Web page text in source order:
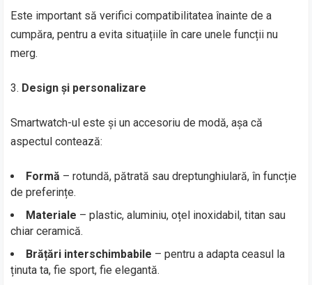
Este important să verifici compatibilitatea înainte de a
cumpăra, pentru a evita situațiile în care unele funcții nu
merg.
Design și personalizare
Smartwatch-ul este și un accesoriu de modă, așa că
aspectul contează:
Formă – rotundă, pătrată sau dreptunghiulară, în funcție
de preferințe.
Materiale – plastic, aluminiu, oțel inoxidabil, titan sau
chiar ceramică.
Brățări interschimbabile – pentru a adapta ceasul la
ținuta ta, fie sport, fie elegantă.